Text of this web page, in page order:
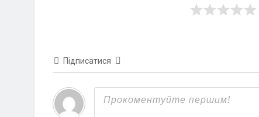
Підписатися